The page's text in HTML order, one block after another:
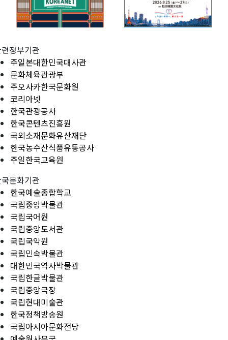
정부기관
주일본대한민국대사관
문화체육관광부
주오사카한국문화원
코리아넷
한국관광공사
한국콘텐츠진흥원
국외소재문화유산재단
한국농수산식품유통공사
주일한국교육원
문화기관
한국예술종합학교
국립중앙박물관
국립국어원
국립중앙도서관
국립국악원
국립민속박물관
대한민국역사박물관
국립한글박물관
국립중앙극장
국립현대미술관
한국정책방송원
국립아시아문화전당